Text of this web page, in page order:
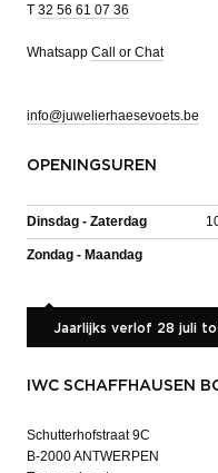
T 32 56 61 07 36
Whatsapp Call or Chat
info@juwelierhaesevoets.be
OPENINGSUREN
Dinsdag - Zaterdag
Zondag - Maandag
Jaarlijks verlof 28 juli
IWC SCHAFFHAUSEN
Schutterhofstraat 9C
B-2000 ANTWERPEN